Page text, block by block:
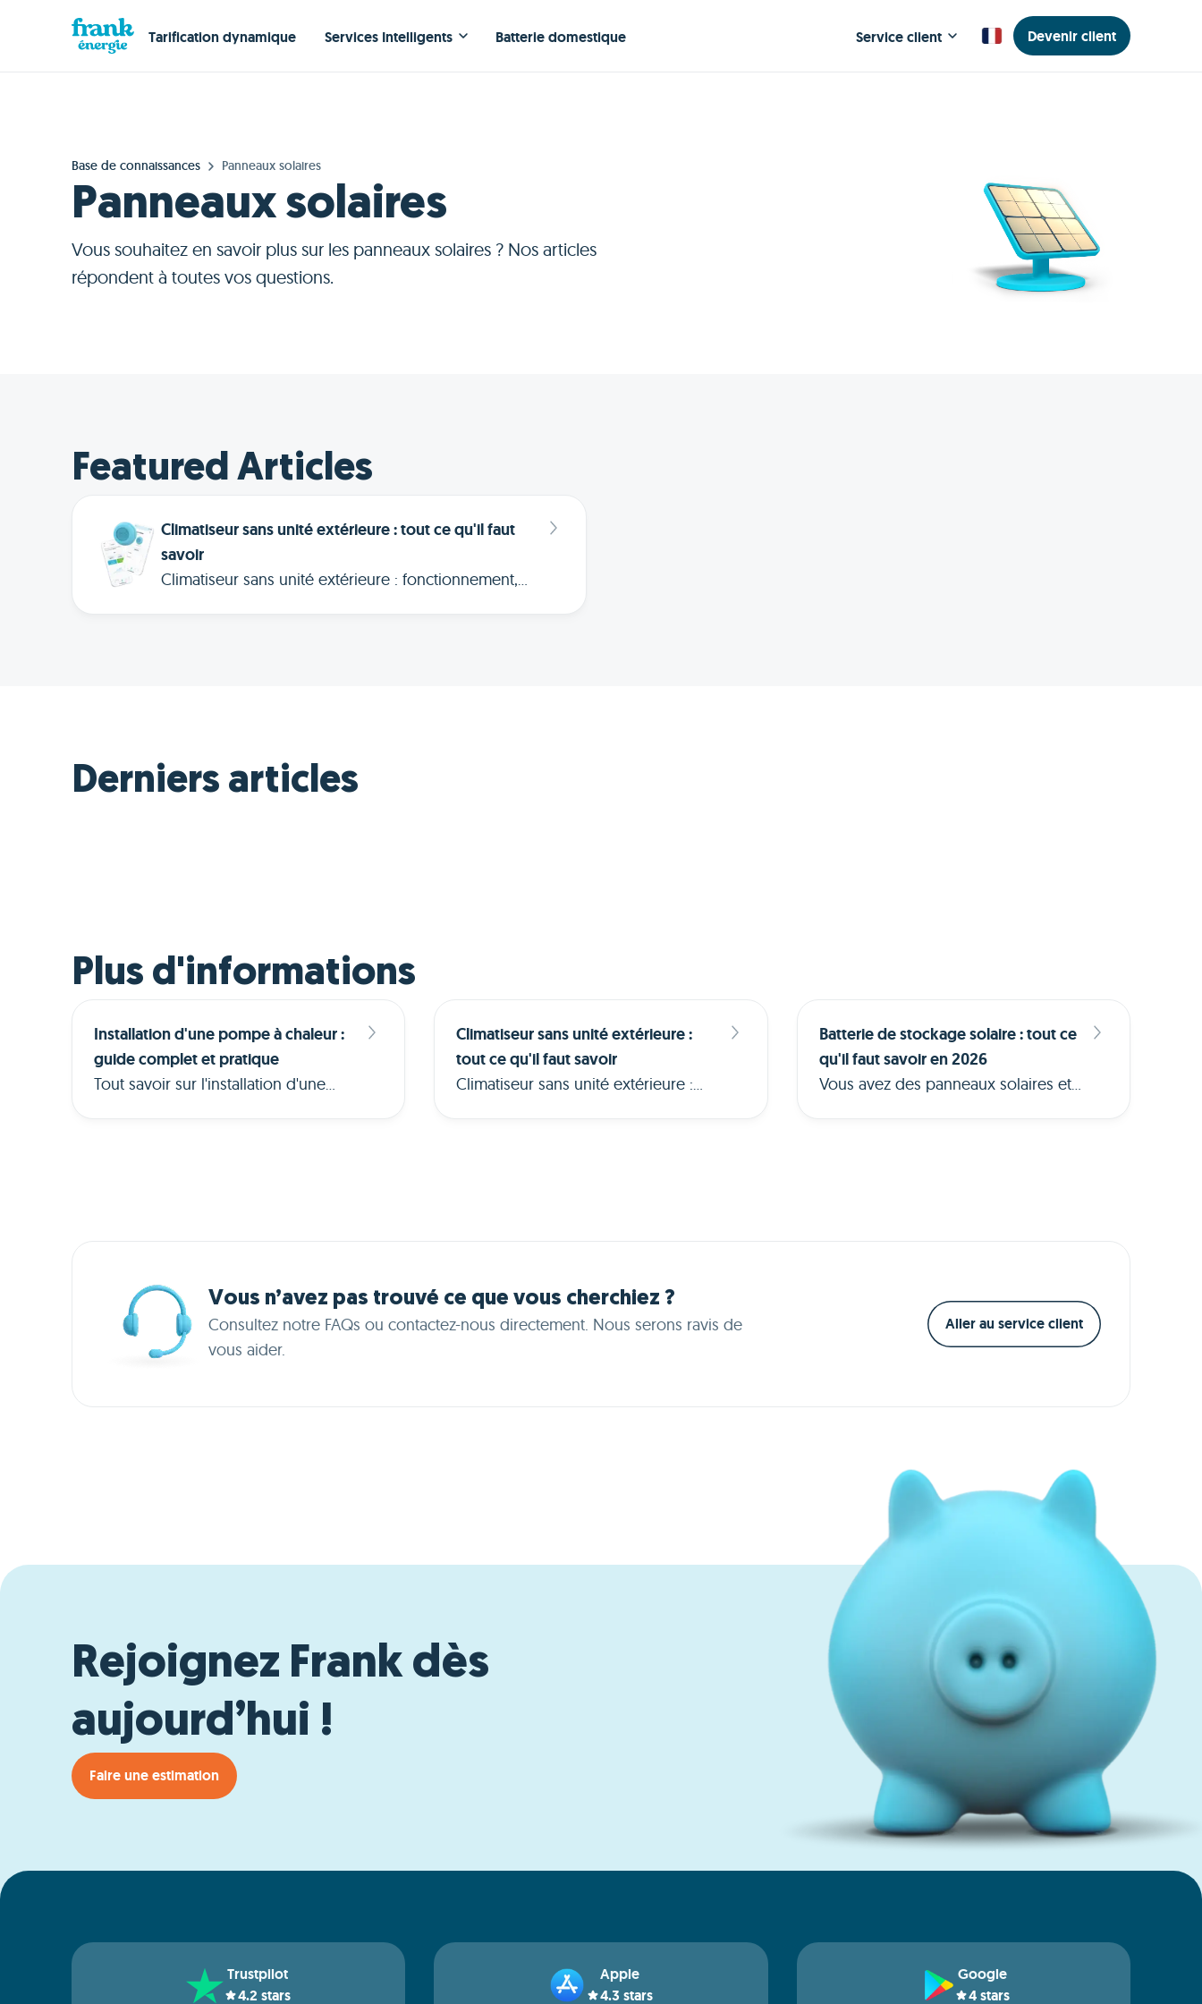
Tarification dynamique Services Intelligents Batterie domestique Service client Devenir client
Base de connaissances Panneaux solaires
Panneaux solaires
Vous souhaitez en savoir plus sur les panneaux solaires ? Nos articles
répondent à toutes vos questions.
Featured Articles
Climatiseur sans unité extérieure : tout ce qu'il faut
savoir
Climatiseur sans unité extérieure : fonctionnement,
Derniers articles
Plus d'informations
Installation d'une pompe à chaleur :
guide complet et pratique
Tout savoir sur l'installation d'une
Climatiseur sans unité extérieure :
tout ce qu'il faut savoir
Climatiseur sans unité extérieure :
Batterie de stockage solaire : tout ce
qu'il faut savoir en 2026
Vous avez des panneaux solaires et
Vous n’avez pas trouvé ce que vous cherchiez ?
Consultez notre FAQs ou contactez-nous directement. Nous serons ravis de
vous aider.
Aller au service client
Rejoignez Frank dès
aujourd’hui !
Faire une estimation
Trustpilot
4.2 stars
Apple
4.3 stars
Google
4stars